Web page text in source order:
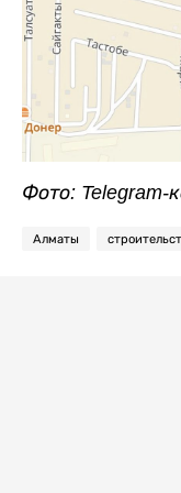
Фото: Telegram-
Алматы